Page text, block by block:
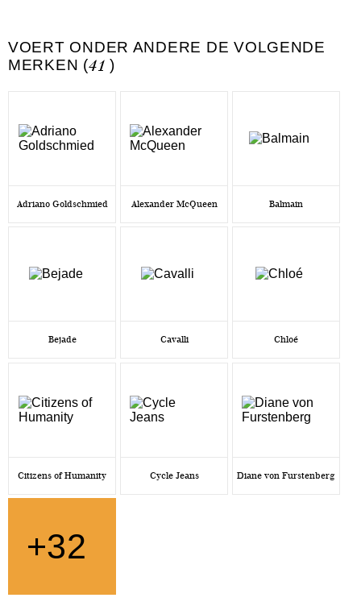
VOERT ONDER ANDERE DE VOLGENDE
MERKEN (41 )
Adriano Goldschmied Alexander McQueen Balmain
Bejade Cavalli Chloé
Citizens of Humanity Cycle Jeans Diane von Furstenberg
+32